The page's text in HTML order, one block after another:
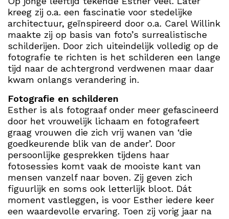
kreeg zij o.a. een fascinatie voor stedelijke
architectuur, geïnspireerd door o.a. Carel Willink
maakte zij op basis van foto’s surrealistische
schilderijen. Door zich uiteindelijk volledig op de
fotografie te richten is het schilderen een lange
tijd naar de achtergrond verdwenen maar daar
kwam onlangs verandering in.
Fotografie en schilderen
Esther is als fotograaf onder meer gefascineerd
door het vrouwelijk lichaam en fotografeert
graag vrouwen die zich vrij wanen van ‘die
goedkeurende blik van de ander’. Door
persoonlijke gesprekken tijdens haar
fotosessies komt vaak de mooiste kant van
mensen vanzelf naar boven. Zij geven zich
figuurlijk en soms ook letterlijk bloot. Dát
moment vastleggen, is voor Esther iedere keer
een waardevolle ervaring. Toen zij vorig jaar na